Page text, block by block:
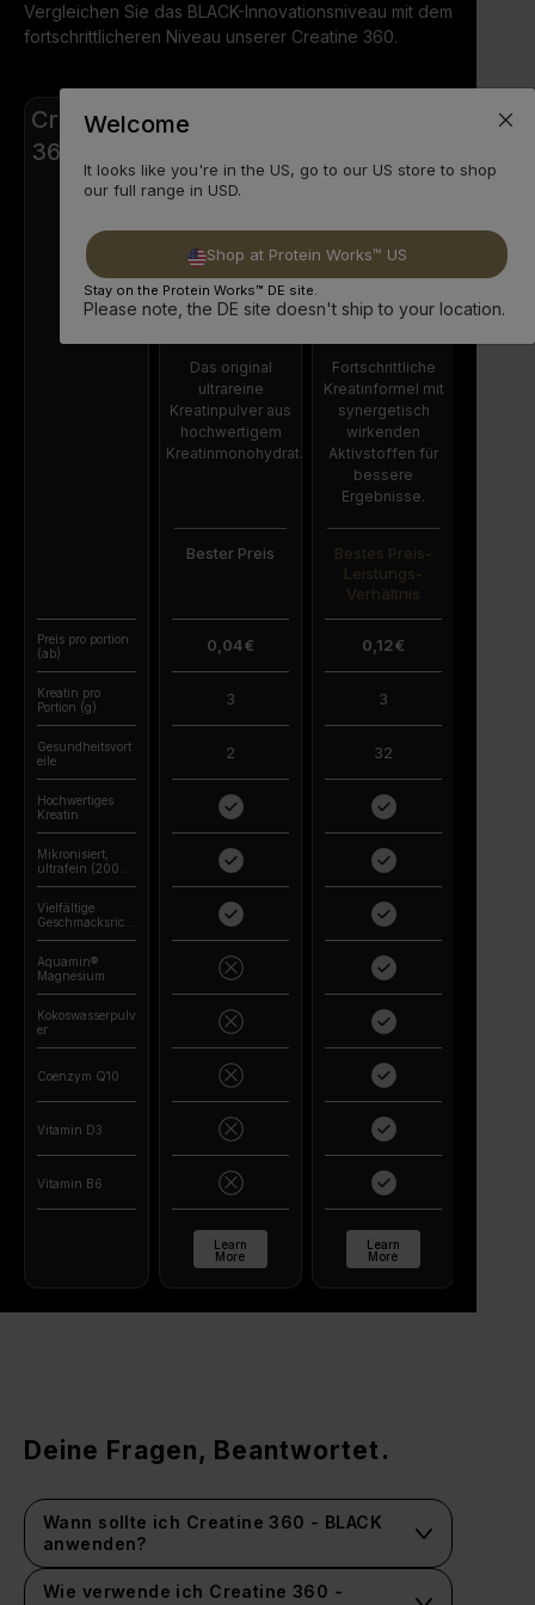
Vergleichen Sie das BLACK-Innovationsniveau mit dem
fortschrittlicheren Niveau unserer Creatine 360.
Creatine
360.
Das original
ultrareine
Kreatinpulver aus
hochwertigem
Kreatinmonohydrat.
Fortschrittliche
Kreatinformel mit
synergetisch
wirkenden
Aktivstoffen für
bessere
Ergebnisse.
Bester Preis
Bestes Preis-
Leistungs-
Verhältnis
Preis pro portion
(ab)
0,04€ 0,12€
Kreatin pro
Portion (g)
3 3
Gesundheitsvort
eile
2 32
Hochwertiges
Kreatin
Mikronisiert,
ultrafein (200
Vielfältige
Geschmacksricht
Aquamin®
Magnesium
Kokoswasserpulv
er
Coenzym Q10
Vitamin D3
Vitamin B6
Learn
More
Learn
More
Deine Fragen, Beantwortet.
Wann sollte ich Creatine 360 - BLACK
anwenden?
Dies hängt von Deinem Lebensstil und Deinen
Zielen ab. Wir empfehlen, die von uns
Wie verwende ich Creatine 360 -
Welcome
It looks like you're in the US, go to our US store to shop
our full range in USD.
Shop at Protein Works™ US
Stay on the Protein Works™ DE site.
Please note, the DE site doesn't ship to your location.